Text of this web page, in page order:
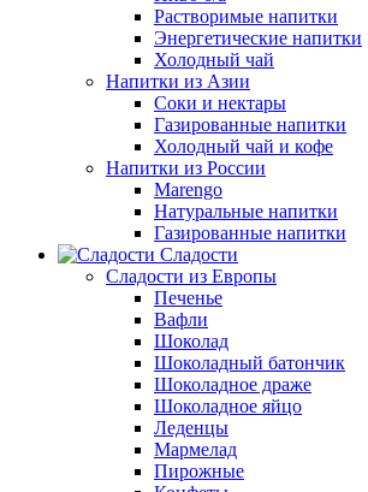
Растворимые напитки
Энергетические напитки
Холодный чай
Напитки из Азии
Соки и нектары
Газированные напитки
Холодный чай и кофе
Напитки из России
Marengo
Натуральные напитки
Газированные напитки
Сладости
Сладости из Европы
Печенье
Вафли
Шоколад
Шоколадный батончик
Шоколадное драже
Шоколадное яйцо
Леденцы
Мармелад
Пирожные